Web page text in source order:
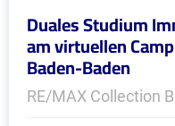
Duales Studium
am virtuellen
Baden-Baden
RE/MAX Collection